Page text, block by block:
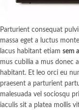
Parturient consequat
massa eget a luctus
lacus habitant etiam sem
mus cubilia a mus donec
habitant. Et leo orci eu
praesent a parturient
malesuada vel sociosqu
iaculis sit a platea mollis